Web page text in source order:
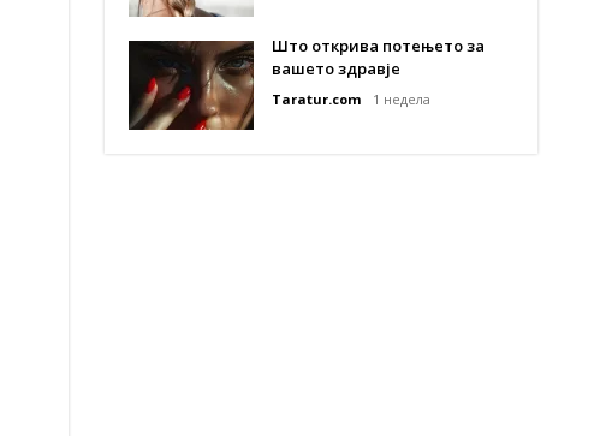
Што открива потењето за
вашето здравје
Taratur.com 1 недела